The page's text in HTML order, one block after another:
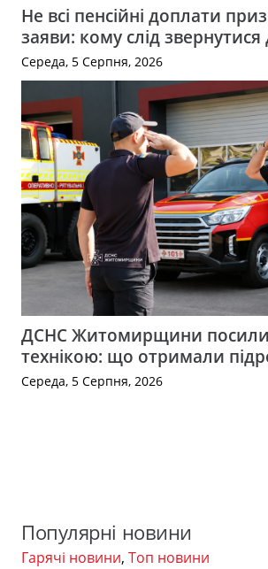
Не всі пенсійні доплати
заяви: кому слід
Середа, 5 Серпня, 2026
ДСНС Житомирщини
технікою: що отримали
Середа, 5 Серпня, 2026
Популярні новини
Гарячі новини, Топ новини